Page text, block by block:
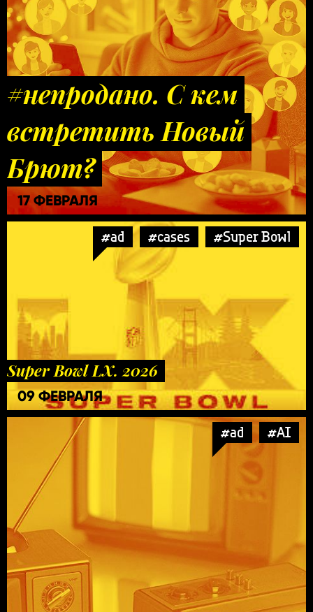
#непродано. С кем
встретить Новый
Брют?
17 ФЕВРАЛЯ
#ad #cases #Super Bowl
Super Bowl LX. 2026
09 ФЕВРАЛЯ
#ad #AI